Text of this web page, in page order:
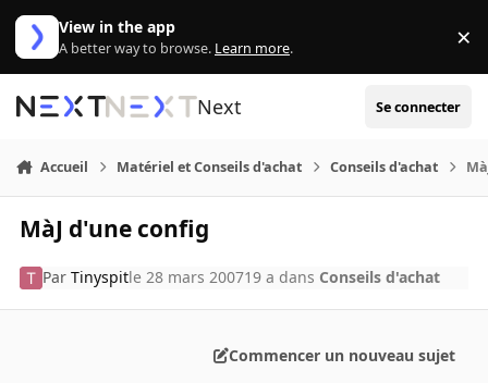
Aller au contenu
View in the app
A better way to browse. Learn more. ×
Next Se connecter
Accueil Matériel et Conseils d'achat Conseils d'achat
MàJ d'une config
ParTinyspitle 28 mars 200719 a dans Conseils d'achat
Commencer un nouveau sujet